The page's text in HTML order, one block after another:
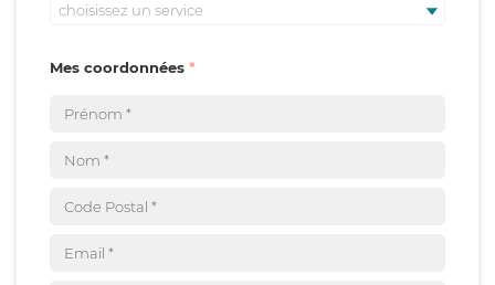
choisissez un service
Mes coordonnées